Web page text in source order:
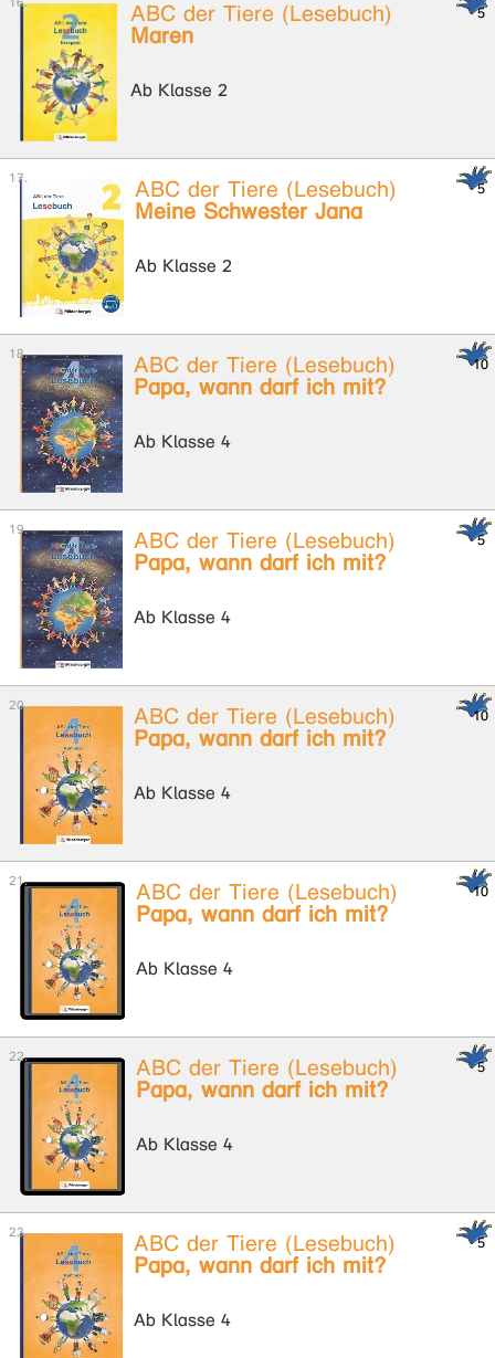
ABC der Tiere (Lesebuch)
Maren
Ab Klasse 2
ABC der Tiere (Lesebuch)
Meine Schwester Jana
Ab Klasse 2
ABC der Tiere (Lesebuch)
Papa, wann darf ich mit?
Ab Klasse 4
ABC der Tiere (Lesebuch)
Papa, wann darf ich mit?
Ab Klasse 4
ABC der Tiere (Lesebuch)
Papa, wann darf ich mit?
Ab Klasse 4
ABC der Tiere (Lesebuch)
Papa, wann darf ich mit?
Ab Klasse 4
ABC der Tiere (Lesebuch)
Papa, wann darf ich mit?
Ab Klasse 4
ABC der Tiere (Lesebuch)
Papa, wann darf ich mit?
Ab Klasse 4